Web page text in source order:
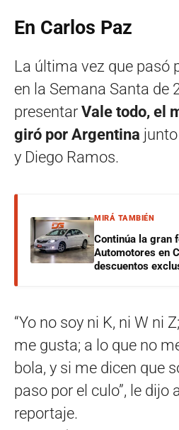
En Carlos Paz
La última vez que pasó
en la Semana Santa de
presentar Vale todo, el
giró por Argentina
y Diego Ramos.
MIRÁ TAMBIÉN
Continúa la gran
Automotores en
descuentos
“Yo no soy ni K, ni W ni
me gusta; a lo que no
bola, y si me dicen que
paso por el culo”, le dijo
reportaje.